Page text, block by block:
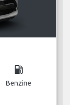
local_gas_station
Benzine